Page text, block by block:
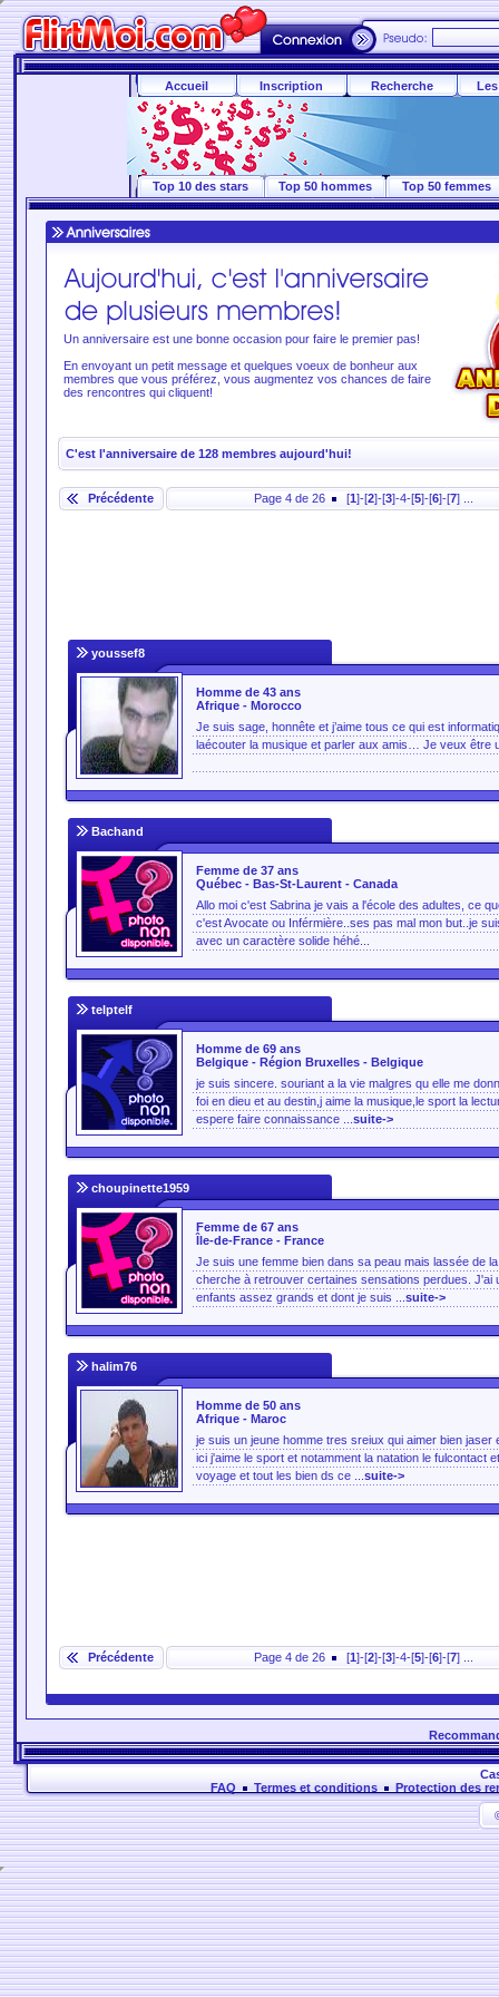
Accueil Inscription Recherche
Top 10 des stars Top 50 hommes Top 50 femmes
Un anniversaire est une bonne occasion pour faire le premier pas!
En envoyant un petit message et quelques voeux de bonheur aux
membres que vous préférez, vous augmentez vos chances de faire
des rencontres qui cliquent!
C'est l'anniversaire de 128 membres aujourd'hui!
Précédente Page 4 de 26 [1]-[2]-[3]-4-[5]-[6]-[7] ...
youssef8
Homme de 43 ans
Afrique - Morocco
Je suis sage, honnête et j’aime tous ce qui est
laécouter la musique et parler aux amis… Je veux être
Bachand
Femme de 37 ans
Québec - Bas-St-Laurent - Canada
Allo moi c'est Sabrina je vais a l'école des adultes, ce
c'est Avocate ou Inférmière..ses pas mal mon but..je
avec un caractère solide héhé...
telptelf
Homme de 69 ans
Belgique - Région Bruxelles - Belgique
je suis sincere. souriant a la vie malgres qu elle me
foi en dieu et au destin,j aime la musique,le sport la
espere faire connaissance ... suite->
choupinette1959
Femme de 67 ans
Île-de-France - France
Je suis une femme bien dans sa peau mais lassée de
cherche à retrouver certaines sensations perdues. J'ai
enfants assez grands et dont je suis ... suite->
halim76
Homme de 50 ans
Afrique - Maroc
je suis un jeune homme tres sreiux qui aimer bien jaser
ici j'aime le sport et notamment la natation le fulcontact
voyage et tout les bien ds ce ... suite->
Précédente Page 4 de 26 [1]-[2]-[3]-4-[5]-[6]-[7] ...
FAQ
Termes et conditions Protection des